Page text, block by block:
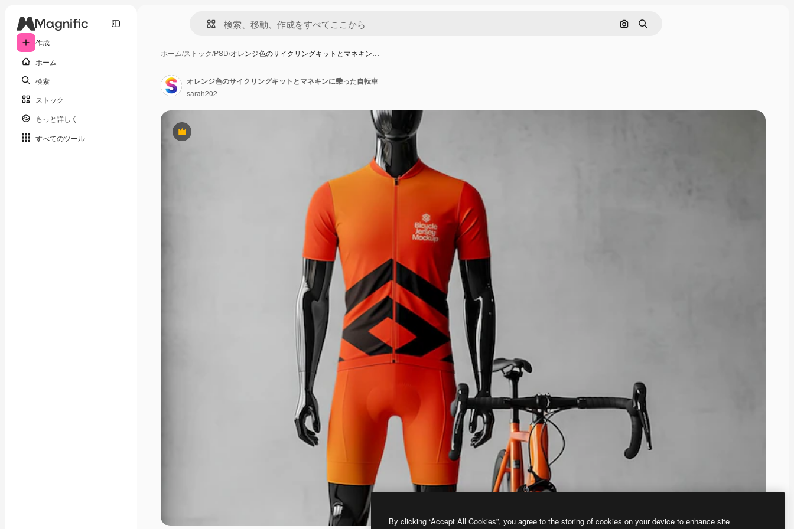
作成
ホーム
検索
ストック
もっと詳しく
すべてのツール
画像で検索
検索
ホーム/ストック/PSD/オレンジ色のサイクリングキットとマネキン…
Premium
オレンジ色のサイクリングキットとマネキンに乗った自転車
sarah202
By clicking “Accept All Cookies”, you agree to the storing of cookies on your device to enhance site